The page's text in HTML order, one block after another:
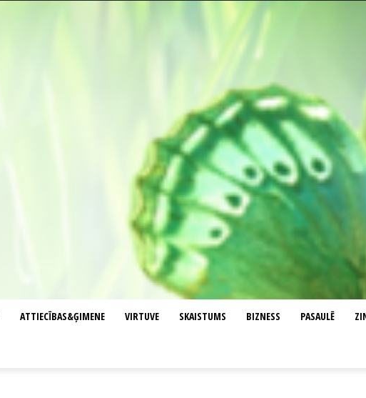
ATTIECĪBAS&ĢIMENE VIRTUVE SKAISTUMS BIZNESS PASAULĒ